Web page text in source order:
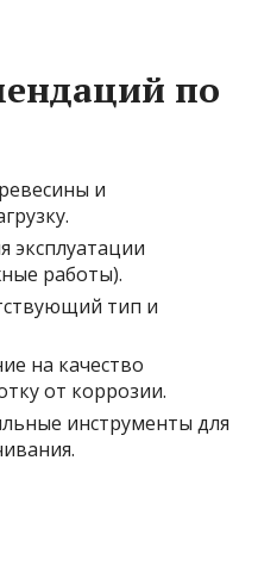
по
и
эксплуатации
работы).
тип и
на качество
от коррозии.
инструменты для